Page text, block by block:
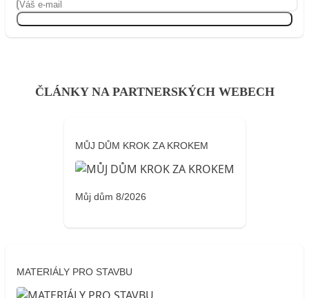
ČLÁNKY NA PARTNERSKÝCH WEBECH
MŮJ DŮM KROK ZA KROKEM
Můj dům 8/2026
MATERIÁLY PRO STAVBU